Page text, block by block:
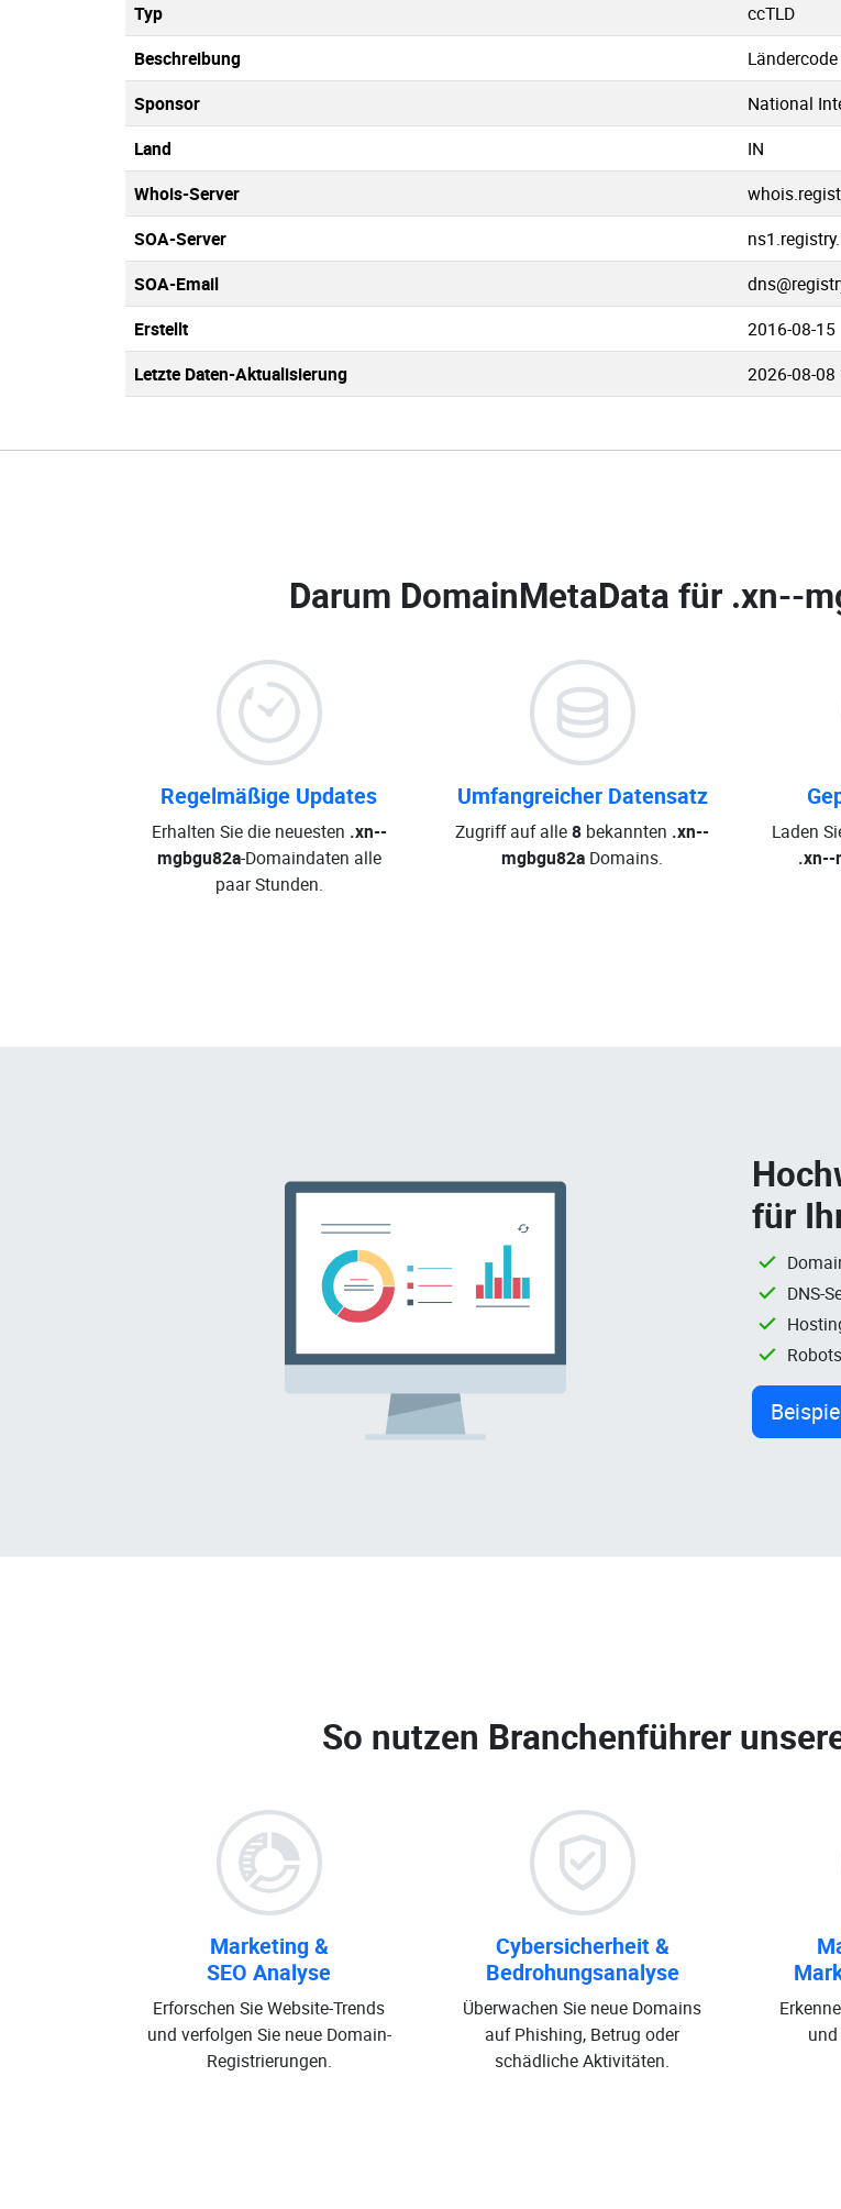
Typ
ccTLD
Beschreibung
Sponsor
National
Land
IN
Whois-Server
SOA-Server
SOA-Email
Erstellt
2016-08-15
Letzte Daten-Aktualisierung
2026-08-08
Darum DomainMetaData für .xn--
Regelmäßige Updates
Erhalten Sie die neuesten .xn--
mgbgu82a-Domaindaten alle
paar Stunden.
Umfangreicher Datensatz
Zugriff auf alle8 bekannten .xn--
mgbgu82a Domains.
Laden
.xn--
für
DNS-
So nutzen Branchenführer
Marketing &
SEO Analyse
Erforschen Sie Website-Trends
und verfolgen Sie neue Domain-
Registrierungen.
Cybersicherheit &
Bedrohungsanalyse
Überwachen Sie neue Domains
auf Phishing, Betrug oder
schädliche Aktivitäten.